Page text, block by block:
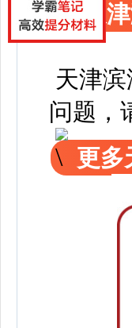
天
天津
问题，
更多